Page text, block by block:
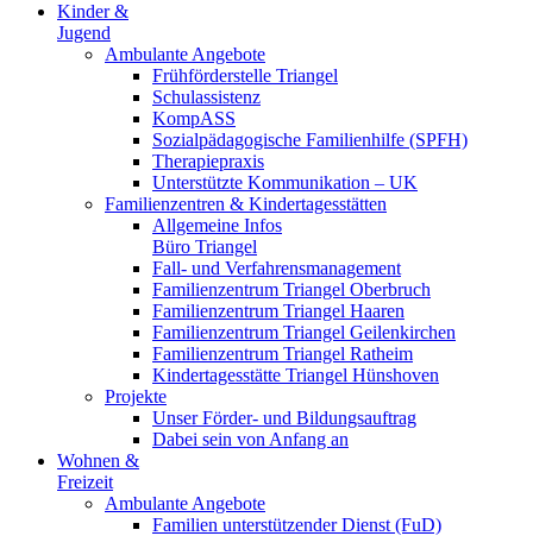
Kinder &
Jugend
Ambulante Angebote
Frühförderstelle Triangel
Schulassistenz
KompASS
Sozialpädagogische Familienhilfe (SPFH)
Therapiepraxis
Unterstützte Kommunikation – UK
Familienzentren & Kindertagesstätten
Allgemeine Infos
Büro Triangel
Fall- und Verfahrensmanagement
Familienzentrum Triangel Oberbruch
Familienzentrum Triangel Haaren
Familienzentrum Triangel Geilenkirchen
Familienzentrum Triangel Ratheim
Kindertagesstätte Triangel Hünshoven
Projekte
Unser Förder- und Bildungsauftrag
Dabei sein von Anfang an
Wohnen &
Freizeit
Ambulante Angebote
Familien unterstützender Dienst (FuD)